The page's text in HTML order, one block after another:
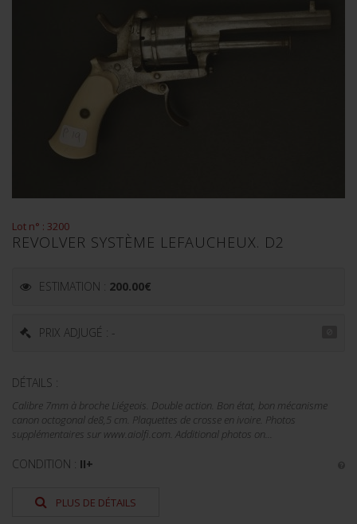
Lot n° : 3200
REVOLVER SYSTÈME LEFAUCHEUX. D2
ESTIMATION : 200.00€
PRIX ADJUGÉ : -
DÉTAILS :
Calibre 7mm à broche Liégeois. Double action. Bon état, bon mécanisme
canon octogonal de8,5 cm. Plaquettes de crosse en ivoire. Photos
supplémentaires sur www.aiolfi.com. Additional photos on...
CONDITION : II+
PLUS DE DÉTAILS